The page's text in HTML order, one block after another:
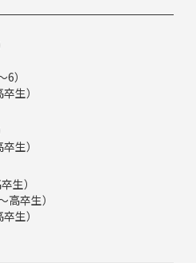
）
生）
生）
生）
卒生）
生）